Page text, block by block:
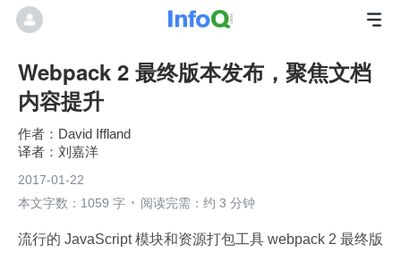
Webpack 2 最终版本发布，聚焦文档
内容提升
David Iffland
刘嘉洋
2017-01-22
本文字数：1059 字
阅读完需：约 3 分钟
流行的 JavaScript 模块和资源打包工具 webpack 2 最终版